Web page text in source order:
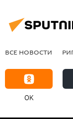
ВСЕ НОВОСТИ
OK